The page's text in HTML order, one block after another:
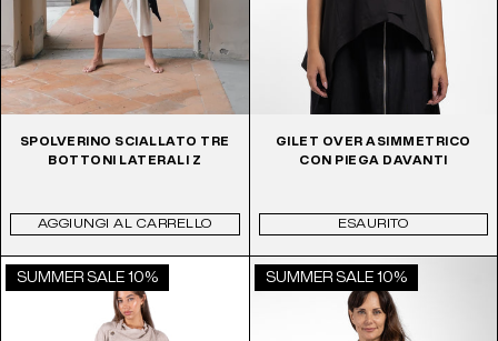
SPOLVERINO SCIALLATO TRE
BOTTONI LATERALI Z
AGGIUNGI AL CARRELLO
GILET OVER ASIMMETRICO
CON PIEGA DAVANTI
ESAURITO
SUMMER SALE 10% SUMMER SALE 10%